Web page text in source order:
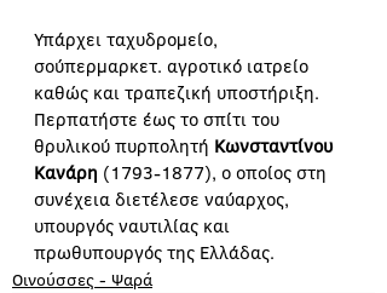
Υπάρχει ταχυδρομείο,
σούπερμαρκετ. αγροτικό ιατρείο
καθώς και τραπεζική υποστήριξη.
Περπατήστε έως το σπίτι του
θρυλικού πυρπολητή Κωνσταντίνου
Κανάρη (1793-1877), ο οποίος στη
συνέχεια διετέλεσε ναύαρχος,
υπουργός ναυτιλίας και
πρωθυπουργός της Ελλάδας.
Οινούσσες - Ψαρά